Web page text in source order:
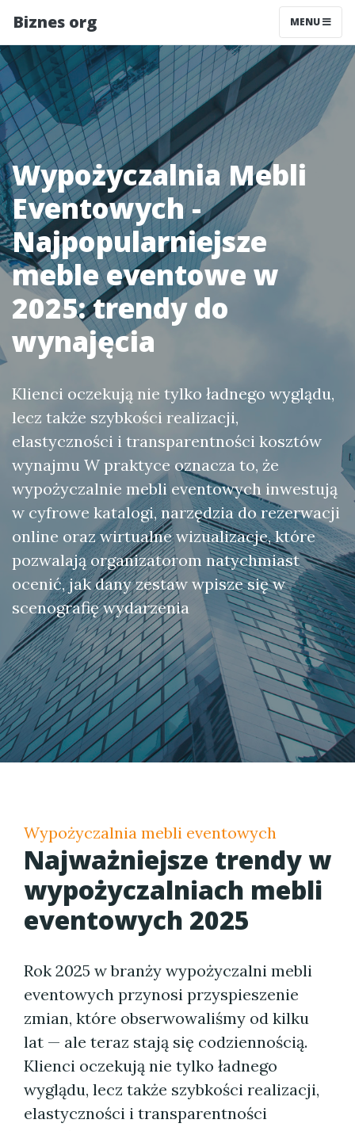
Biznes org MENU
Wypożyczalnia Mebli
Eventowych -
Najpopularniejsze
meble eventowe w
2025: trendy do
wynajęcia
Klienci oczekują nie tylko ładnego wyglądu,
lecz także szybkości realizacji,
elastyczności i transparentności kosztów
wynajmu W praktyce oznacza to, że
wypożyczalnie mebli eventowych inwestują
w cyfrowe katalogi, narzędzia do rezerwacji
online oraz wirtualne wizualizacje, które
pozwalają organizatorom natychmiast
ocenić, jak dany zestaw wpisze się w
scenografię wydarzenia
Wypożyczalnia mebli eventowych
Najważniejsze trendy w
wypożyczalniach mebli
eventowych 2025
Rok 2025 w branży wypożyczalni mebli
eventowych przynosi przyspieszenie
zmian, które obserwowaliśmy od kilku
lat — ale teraz stają się codziennością.
Klienci oczekują nie tylko ładnego
wyglądu, lecz także szybkości realizacji,
elastyczności i transparentności